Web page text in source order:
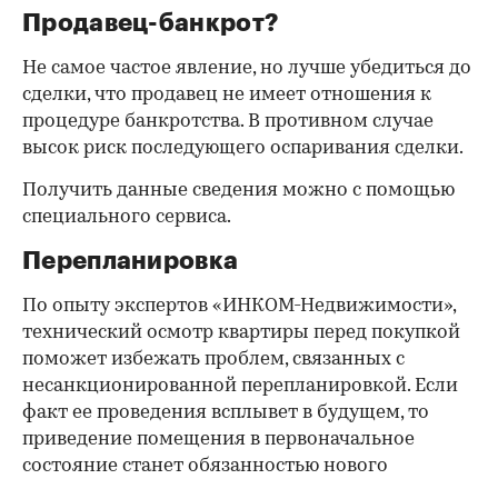
Продавец-банкрот?
Не самое частое явление, но лучше убедиться до
сделки, что продавец не имеет отношения к
процедуре банкротства. В противном случае
высок риск последующего оспаривания сделки.
Получить данные сведения можно с помощью
специального сервиса.
Перепланировка
По опыту экспертов «ИНКОМ-Недвижимости»,
технический осмотр квартиры перед покупкой
поможет избежать проблем, связанных с
несанкционированной перепланировкой. Если
факт ее проведения всплывет в будущем, то
приведение помещения в первоначальное
состояние станет обязанностью нового